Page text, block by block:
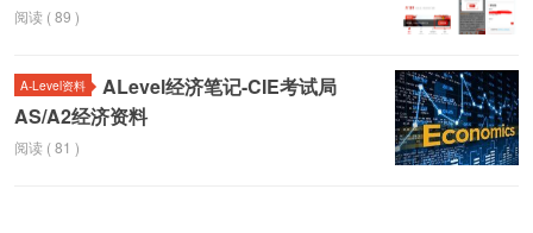
阅读 ( 89 )
A-Level资料
ALevel经济笔记-CIE考试局
AS/A2经济资料
阅读 ( 81 )